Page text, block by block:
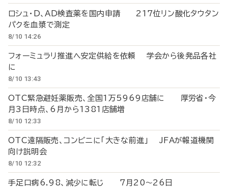
ロシュ・D、AD検査薬を国内申請 217位リン酸化タウタン
パクを血漿で測定
8/10 14:26
フォーミュラリ推進へ安定供給を依頼 学会から後発品各社
に
8/10 13:43
OTC緊急避妊薬販売、全国1万5969店舗に 厚労省・今
月3日時点、6月から1381店舗増
8/10 12:33
OTC遠隔販売、コンビニに「大きな前進」 JFAが報道機関
向け説明会
8/10 12:32
手足口病6.98、減少に転じ 7月20～26日